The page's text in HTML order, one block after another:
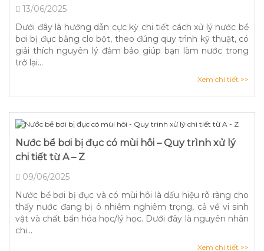
13/06/2025
Dưới đây là hướng dẫn cực kỳ chi tiết cách xử lý nước bể
bơi bị đục bằng clo bột, theo đúng quy trình kỹ thuật, có
giải thích nguyên lý đảm bảo giúp bạn làm nước trong
trở lại...
Xem chi tiết >>
Nước bể bơi bị đục có mùi hôi – Quy trình xử lý
chi tiết từ A – Z
09/06/2025
Nước bể bơi bị đục và có mùi hôi là dấu hiệu rõ ràng cho
thấy nước đang bị ô nhiễm nghiêm trọng, cả về vi sinh
vật và chất bẩn hóa học/lý học. Dưới đây là nguyên nhân
chi...
Xem chi tiết >>